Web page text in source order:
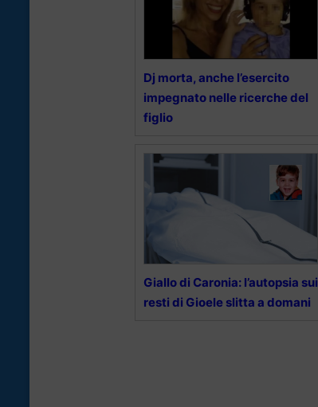
Dj morta, anche l’esercito
impegnato nelle ricerche del
figlio
Giallo di Caronia: l’autopsia sui
resti di Gioele slitta a domani